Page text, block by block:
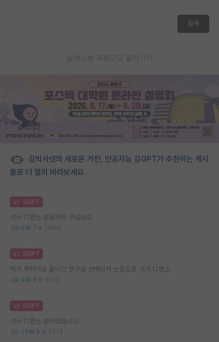
등록
게시판 목록으로 돌아가기
김박사넷의 새로운 거인, 인공지능 김GPT가 추천하는 게시
물로 더 멀리 바라보세요.
김GPT
석사 디펜스 떨굴까봐 무섭네요
6 7 11950
김GPT
제가 부저자로 들어간 연구실 선배님의 논문으로 석사 디펜스
4 7 6020
김GPT
석사 디펜스 떨어졌습니다..
29 6 7374